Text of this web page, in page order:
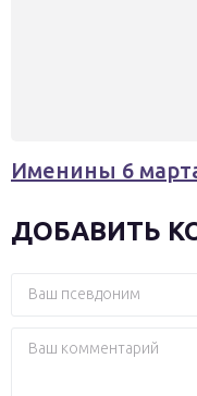
Именины 6
ДОБАВИТЬ